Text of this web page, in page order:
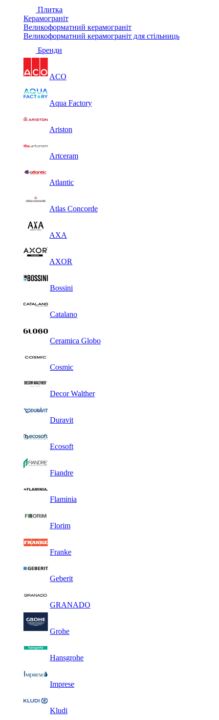
Плитка
Керамограніт
Великоформатний керамограніт
Великоформатний керамограніт для стільниць
Бренди
ACO
Aqua Factory
Ariston
Artceram
Atlantic
Atlas Concorde
AXA
AXOR
Bossini
Catalano
Ceramica Globo
Cosmic
Decor Walther
Duravit
Ecosoft
Fiandre
Flaminia
Florim
Franke
Geberit
GRANADO
Grohe
Hansgrohe
Imprese
Kludi